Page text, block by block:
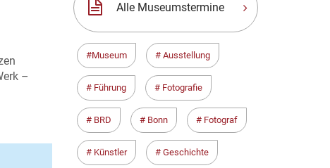
–
Alle Museumstermine
Museum Ausstellung
Führung Fotografie
BRD Bonn Fotograf
Künstler Geschichte